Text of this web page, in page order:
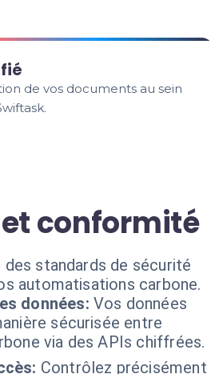
de vos documents au sein
conformité
standards de sécurité
automatisations carbone.
données: Vos données
sécurisée entre
via des APIs chiffrées.
Contrôlez précisément